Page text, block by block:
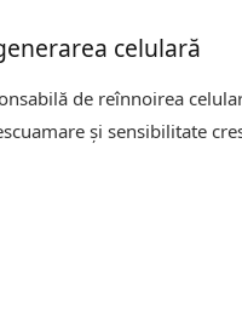
celulară
de reînnoirea
și sensibilitate